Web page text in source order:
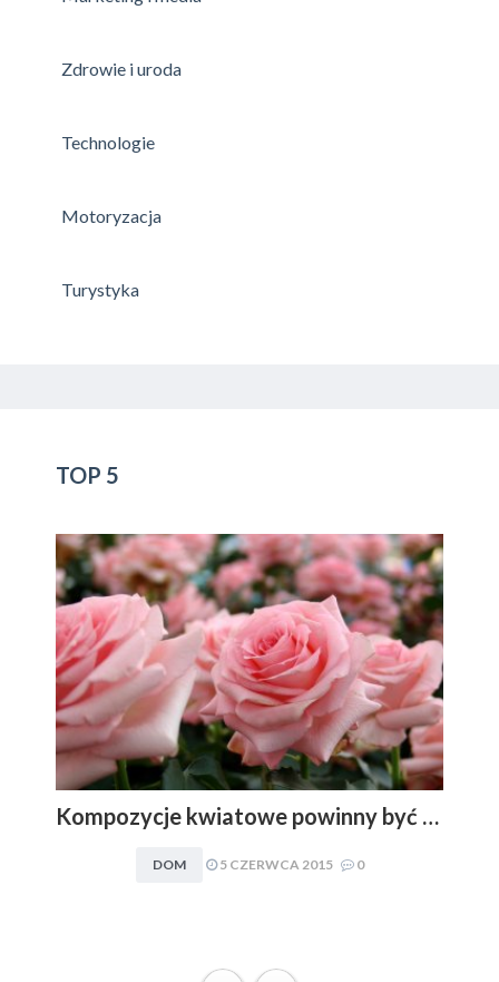
Zdrowie i uroda
Technologie
Motoryzacja
Turystyka
TOP 5
Kompozycje kwiatowe powinny być dopasowywane do charakteru i stylu aranżacyjnego wnętrza. Obowiązuje zasada: im mniej, tym lepiej
DOM 5 CZERWCA 2015 0